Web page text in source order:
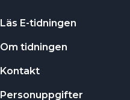
Läs E-tidningen
Om tidningen
Kontakt
Personuppgifter